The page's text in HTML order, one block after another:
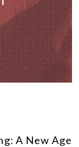
A New Age